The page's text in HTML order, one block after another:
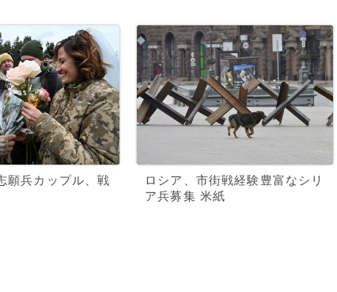
願兵カップル、戦
ロシア、市街戦経験豊富なシリ
ア兵募集 米紙